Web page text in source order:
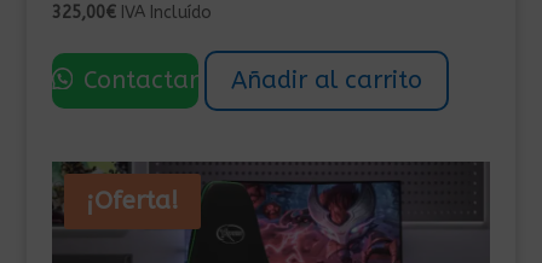
325,00€ IVA Incluído
Contactar Añadir al carrito
¡Oferta!